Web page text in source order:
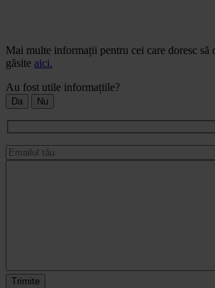
Mai multe informații pentru cei care doresc să
găsite aici.
Au fost utile informațiile?
Da Nu
Trimite